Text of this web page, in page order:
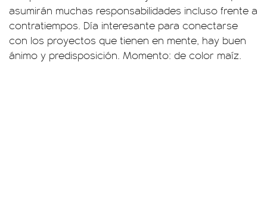
asumirán muchas responsabilidades incluso frente a
contratiempos. Día interesante para conectarse
con los proyectos que tienen en mente, hay buen
ánimo y predisposición. Momento: de color maíz.